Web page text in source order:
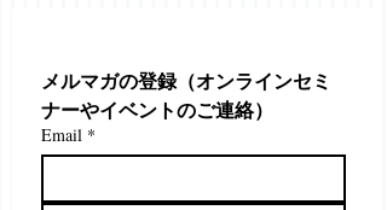
メルマガの登録（オンラインセミ
ナーやイベントのご連絡）
Email *